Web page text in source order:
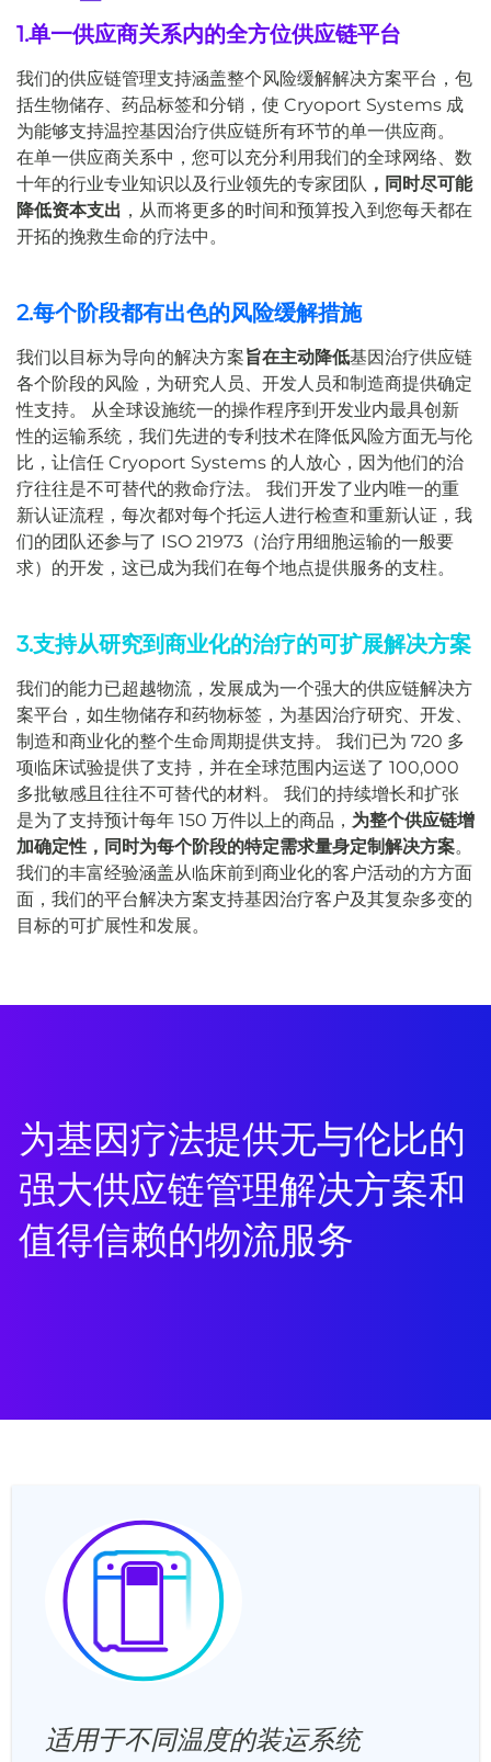
1.单一供应商关系内的全方位供应链平台
我们的供应链管理支持涵盖整个风险缓解解决方案平台，包
括生物储存、药品标签和分销，使 Cryoport Systems 成
为能够支持温控基因治疗供应链所有环节的单一供应商。
在单一供应商关系中，您可以充分利用我们的全球网络、数
十年的行业专业知识以及行业领先的专家团队 ，同时尽可能
降低资本支出 ，从而将更多的时间和预算投入到您每天都在
开拓的挽救生命的疗法中。
2.每个阶段都有出色的风险缓解措施
我们以目标为导向的解决方案旨在主动降低基因治疗供应链
各个阶段的风险 ，为研究人员、开发人员和制造商提供确定
性支持。 从全球设施统一的操作程序到开发业内最具创新
性的运输系统，我们先进的专利技术在降低风险方面无与伦
比，让信任 Cryoport Systems 的人放心，因为他们的治
疗往往是不可替代的救命疗法。 我们开发了业内唯一的重
新认证流程，每次都对每个托运人进行检查和重新认证，我
们的团队还参与了 ISO 21973（治疗用细胞运输的一般要
求）的开发，这已成为我们在每个地点提供服务的支柱。
3.支持从研究到商业化的治疗的可扩展解决方案
我们的能力已超越物流，发展成为一个强大的供应链解决方
案平台，如生物储存和药物标签，为基因治疗研究、开发、
制造和商业化的整个生命周期提供支持。 我们已为 720 多
项临床试验提供了支持，并在全球范围内运送了 100,000
多批敏感且往往不可替代的材料。 我们的持续增长和扩张
是为了支持预计每年 150 万件以上的商品， 为整个供应链增
加确定性，同时为每个阶段的特定需求量身定制解决方案。
我们的丰富经验涵盖从临床前到商业化的客户活动的方方面
面，我们的平台解决方案支持基因治疗客户及其复杂多变的
目标的可扩展性和发展。
为基因疗法提供无与伦比的
强大供应链管理解决方案和
值得信赖的物流服务
适用于不同温度的装运系统